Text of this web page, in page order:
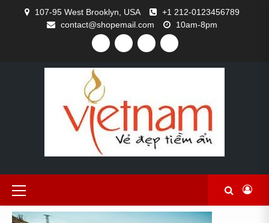
107-95 West Brooklyn, USA
+1 212-0123456789
contact@shopemail.com
10am-8pm
FACEBOOK
TWITTERGITHUBINSTAGRAM
Primary
Menu